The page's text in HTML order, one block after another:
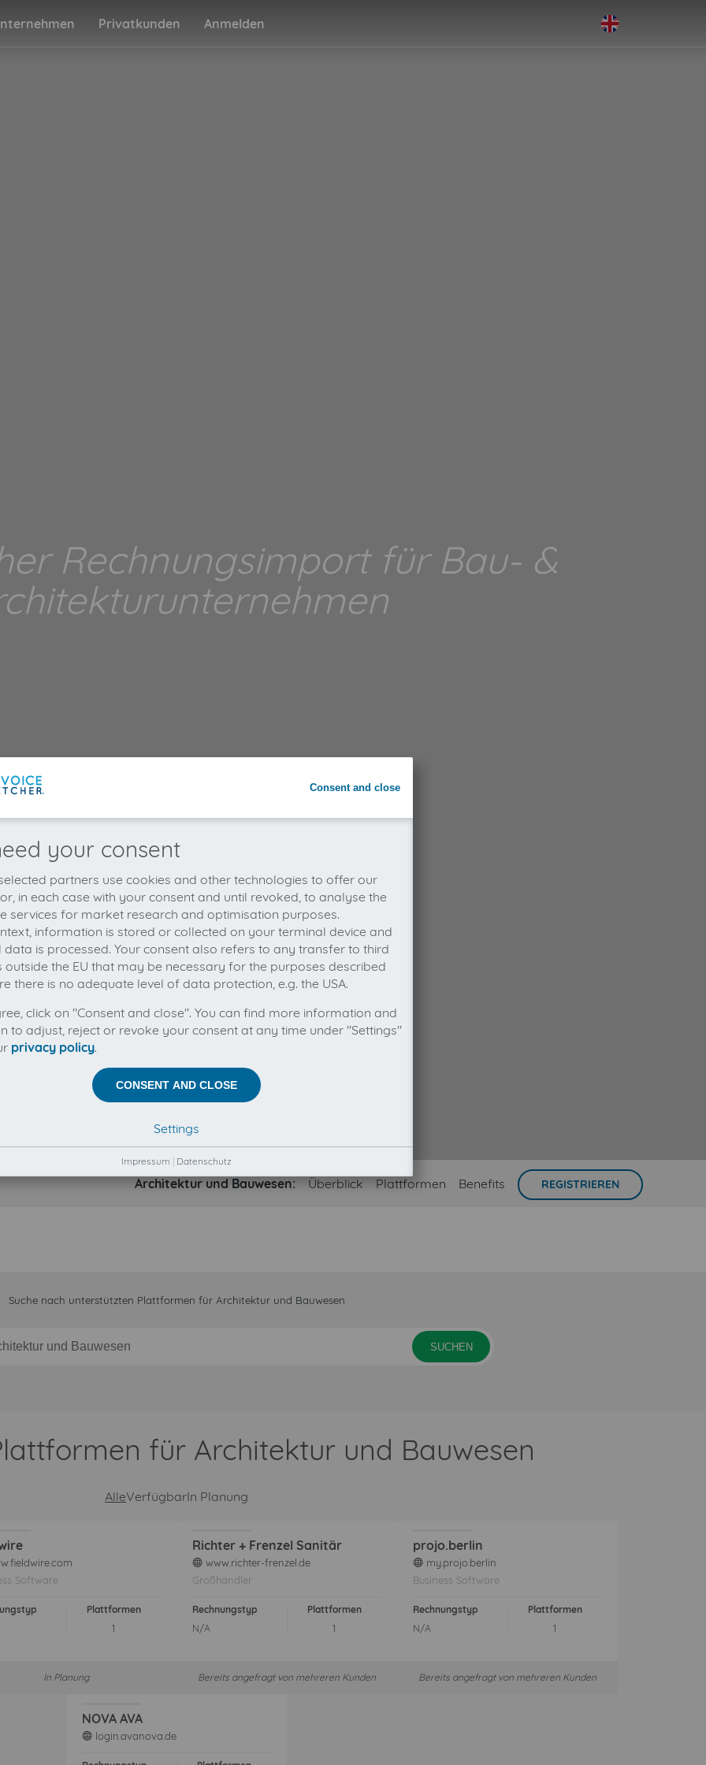
Privatkunden Anmelden
Rechnungsimport für Bau- &
arrow down
Architektur und Bauwesen: Überblick Plattformen Benefits REGISTRIEREN
Suche nach unterstützten Plattformen für Architektur und Bauwesen
SUCHEN
für Architektur und Bauwesen
AlleVerfügbarIn Planung
Software
Plattformen
1
In Planung
Richter + Frenzel Sanitär
web www.richter-frenzel.de
Großhändler
Rechnungstyp
N/A
Plattformen
1
Bereits angefragt von mehreren Kunden
projo.berlin
web my.projo.berlin
Business Software
Rechnungstyp
N/A
Plattformen
1
Bereits angefragt von mehreren Kunden
NOVA AVA
web login.avanova.de
Consent and close
your consent
partners use cookies and other technologies to offer our
in each case with your consent and until revoked, to analyse the
services for market research and optimisation purposes.
information is stored or collected on your terminal device and
data is processed. Your consent also refers to any transfer to third
outside the EU that may be necessary for the purposes described
there is no adequate level of data protection, e.g. the USA.
click on "Consent and close". You can find more information and
to adjust, reject or revoke your consent at any time under "Settings"
privacy policy.
CONSENT AND CLOSE
Settings
Impressum Datenschutz